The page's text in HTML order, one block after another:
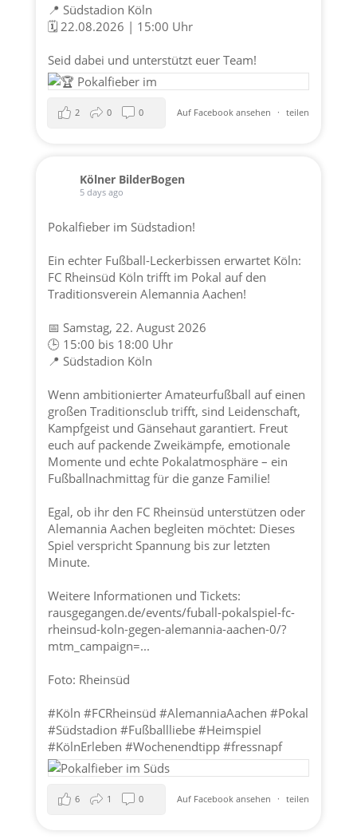
📍 Südstadion Köln
🗓️ 22.08.2026 | 15:00 Uhr
Seid dabei und unterstützt euer Team!
Auf Facebook ansehen · teilen
2 0 0
Kölner BilderBogen
5 days ago
Pokalfieber im Südstadion!
Ein echter Fußball-Leckerbissen erwartet Köln:
FC Rheinsüd Köln trifft im Pokal auf den
Traditionsverein Alemannia Aachen!
📅 Samstag, 22. August 2026
🕒 15:00 bis 18:00 Uhr
📍 Südstadion Köln
Wenn ambitionierter Amateurfußball auf einen
großen Traditionsclub trifft, sind Leidenschaft,
Kampfgeist und Gänsehaut garantiert. Freut
euch auf packende Zweikämpfe, emotionale
Momente und echte Pokalatmosphäre – ein
Fußballnachmittag für die ganze Familie!
Egal, ob ihr den FC Rheinsüd unterstützen oder
Alemannia Aachen begleiten möchtet: Dieses
Spiel verspricht Spannung bis zur letzten
Minute.
Weitere Informationen und Tickets:
rausgegangen.de/events/fuball-pokalspiel-fc-
rheinsud-koln-gegen-alemannia-aachen-0/?
mtm_campaign=...
Foto: Rheinsüd
#Köln #FCRheinsüd #AlemanniaAachen #Pokal
#Südstadion #Fußballliebe #Heimspiel
#KölnErleben #Wochenendtipp #fressnapf
Auf Facebook ansehen · teilen
6 1 0